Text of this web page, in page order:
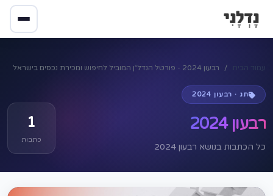
עמוד הבית רבעון 2024 - פורטל הנדל״ן המוביל לחיפוש ומכירת נכסים בישראל
תג · רבעון 2024
רבעון 2024
כל הכתבות בנושא רבעון 2024
1
כתבות